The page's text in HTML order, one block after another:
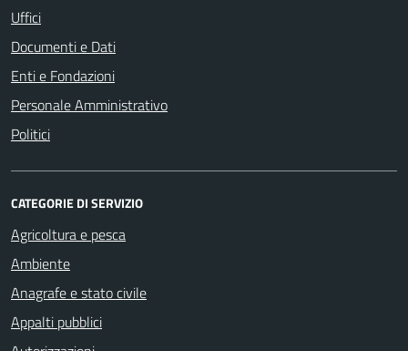
Uffici
Documenti e Dati
Enti e Fondazioni
Personale Amministrativo
Politici
CATEGORIE DI SERVIZIO
Agricoltura e pesca
Ambiente
Anagrafe e stato civile
Appalti pubblici